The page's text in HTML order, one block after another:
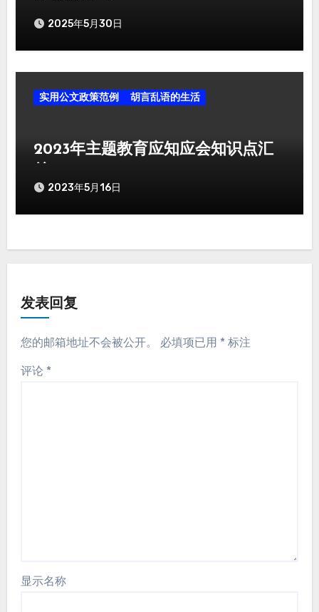
2025年5月30日
实用公文政策范例 胡言乱语的生活
2023年主题教育应知应会知识点汇
2023年5月16日
发表回复
您的邮箱地址不会被公开。 必填项已用 * 标注
评论 *
显示名称